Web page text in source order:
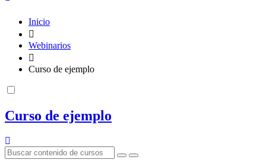
Inicio
Webinarios
Curso de ejemplo
Curso de ejemplo